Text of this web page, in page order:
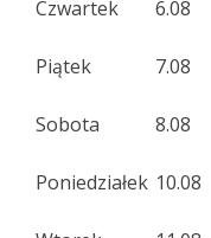
Czwartek 6.08
Piątek 7.08
Sobota 8.08
Poniedziałek 10.08